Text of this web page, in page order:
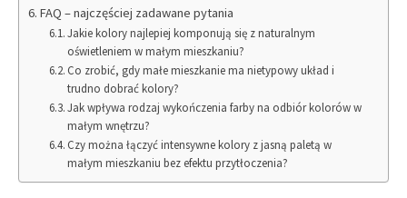
FAQ – najczęściej zadawane pytania
Jakie kolory najlepiej komponują się z naturalnym
oświetleniem w małym mieszkaniu?
Co zrobić, gdy małe mieszkanie ma nietypowy układ i
trudno dobrać kolory?
Jak wpływa rodzaj wykończenia farby na odbiór kolorów w
małym wnętrzu?
Czy można łączyć intensywne kolory z jasną paletą w
małym mieszkaniu bez efektu przytłoczenia?